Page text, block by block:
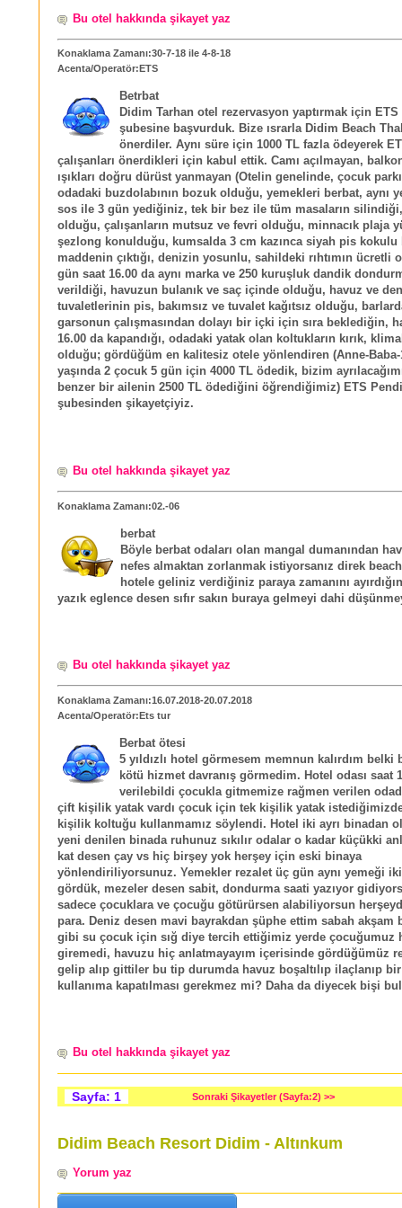
Bu otel hakkında şikayet yaz
Konaklama Zamanı:30-7-18 ile 4-8-18
Acenta/Operatör:ETS
Betrbat
Didim Tarhan otel rezervasyon yaptırmak için
şubesine başvurduk. Bize ısrarla Didim Beach
önerdiler. Aynı süre için 1000 TL fazla ödeyerek
çalışanları önerdikleri için kabul ettik. Camı açılmayan,
ışıkları doğru dürüst yanmayan (Otelin genelinde, çocuk
odadaki buzdolabının bozuk olduğu, yemekleri berbat, aynı
sos ile 3 gün yediğiniz, tek bir bez ile tüm masaların silindiği,
olduğu, çalışanların mutsuz ve fevri olduğu, minnacık plaja
şezlong konulduğu, kumsalda 3 cm kazınca siyah pis kokulu
maddenin çıktığı, denizin yosunlu, sahildeki rıhtımın ücretli
gün saat 16.00 da aynı marka ve 250 kuruşluk dandik
verildiği, havuzun bulanık ve saç içinde olduğu, havuz ve
tuvaletlerinin pis, bakımsız ve tuvalet kağıtsız olduğu,
garsonun çalışmasından dolayı bir içki için sıra beklediğin,
16.00 da kapandığı, odadaki yatak olan koltukların kırık,
olduğu; gördüğüm en kalitesiz otele yönlendiren (Anne-Baba-
yaşında 2 çocuk 5 gün için 4000 TL ödedik, bizim
benzer bir ailenin 2500 TL ödediğini öğrendiğimiz) ETS
şubesinden şikayetçiyiz.
Bu otel hakkında şikayet yaz
Konaklama Zamanı:02.-06
berbat
Böyle berbat odaları olan mangal dumanından
nefes almaktan zorlanmak istiyorsanız direk
hotele geliniz verdiğiniz paraya zamanını
yazık eglence desen sıfır sakın buraya gelmeyi dahi
Bu otel hakkında şikayet yaz
Konaklama Zamanı:16.07.2018-20.07.2018
Acenta/Operatör:Ets tur
Berbat ötesi
5 yıldızlı hotel görmesem memnun kalırdım belki
kötü hizmet davranış görmedim. Hotel odası saat
verilebildi çocukla gitmemize rağmen verilen
çift kişilik yatak vardı çocuk için tek kişilik yatak
kişilik koltuğu kullanmamız söylendi. Hotel iki ayrı binadan
yeni denilen binada ruhunuz sıkılır odalar o kadar küçükki
kat desen çay vs hiç birşey yok herşey için eski binaya
yönlendiriliyorsunuz. Yemekler rezalet üç gün aynı yemeği
gördük, mezeler desen sabit, dondurma saati yazıyor
sadece çocuklara ve çocuğu götürürsen alabiliyorsun
para. Deniz desen mavi bayrakdan şüphe ettim sabah akşam
gibi su çocuk için sığ diye tercih ettiğimiz yerde çocuğumuz
giremedi, havuzu hiç anlatmayayım içerisinde gördüğümüz
gelip alıp gittiler bu tip durumda havuz boşaltılıp ilaçlanıp
kullanıma kapatılması gerekmez mi? Daha da diyecek bişi
Bu otel hakkında şikayet yaz
Sayfa: 1 Sonraki Şikayetler (Sayfa:2) >>
Didim Beach Resort Didim - Altınkum
Yorum yaz